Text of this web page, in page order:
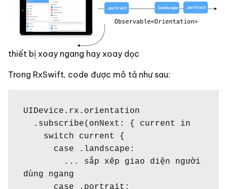
thiết bị xoay ngang hay xoay dọc
Trong RxSwift, code được mô tả như sau:
UIDevice.rx.orientation
dùng ngang